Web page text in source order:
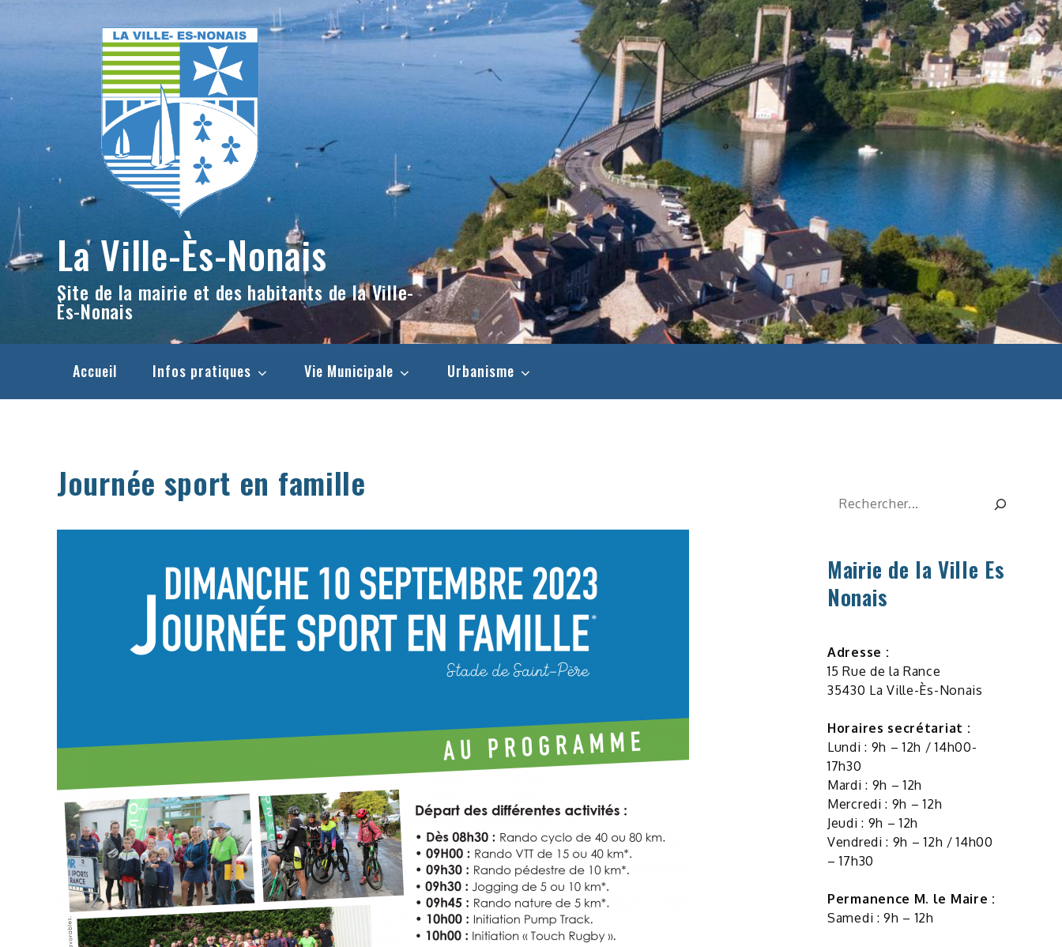
La Ville-Ès-Nonais
Site de la mairie et des habitants de la Ville-
Ès-Nonais
Accueil Infos pratiques Vie Municipale Urbanisme
Journée sport en famille Rechercher
Mairie de la Ville Es
Nonais
Adresse :
15 Rue de la Rance
35430 La Ville-Ès-Nonais
Horaires secrétariat :
Lundi : 9h – 12h / 14h00-
17h30
Mardi : 9h – 12h
Mercredi : 9h – 12h
Jeudi : 9h – 12h
Vendredi : 9h – 12h / 14h00
– 17h30
Permanence M. le Maire :
Samedi : 9h – 12h